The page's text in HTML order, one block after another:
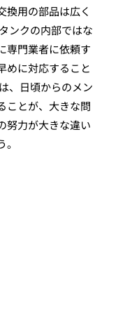
換用の部品は広く
ンクの内部ではな
専門業者に依頼す
めに対応すること
、日頃からのメン
ことが、大きな問
努力が大きな違い